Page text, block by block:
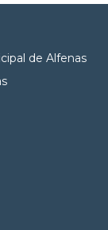
de Alfenas